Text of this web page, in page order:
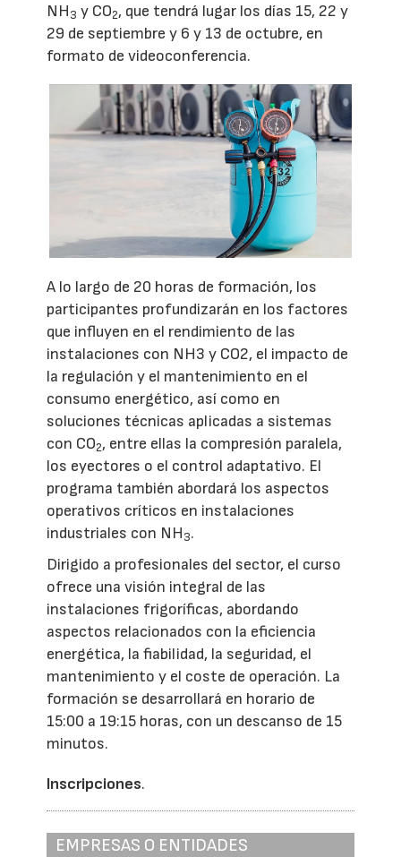
NH3 y CO2, que tendrá lugar los días 15, 22 y
29 de septiembre y 6 y 13 de octubre, en
formato de videoconferencia.
A lo largo de 20 horas de formación, los
participantes profundizarán en los factores
que influyen en el rendimiento de las
instalaciones con NH3 y CO2, el impacto de
la regulación y el mantenimiento en el
consumo energético, así como en
soluciones técnicas aplicadas a sistemas
con CO2, entre ellas la compresión paralela,
los eyectores o el control adaptativo. El
programa también abordará los aspectos
operativos críticos en instalaciones
industriales con NH3.
Dirigido a profesionales del sector, el curso
ofrece una visión integral de las
instalaciones frigoríficas, abordando
aspectos relacionados con la eficiencia
energética, la fiabilidad, la seguridad, el
mantenimiento y el coste de operación. La
formación se desarrollará en horario de
15:00 a 19:15 horas, con un descanso de 15
minutos.
Inscripciones.
EMPRESAS O ENTIDADES